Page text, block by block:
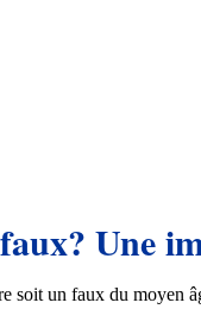
Une
soit un faux du moyen